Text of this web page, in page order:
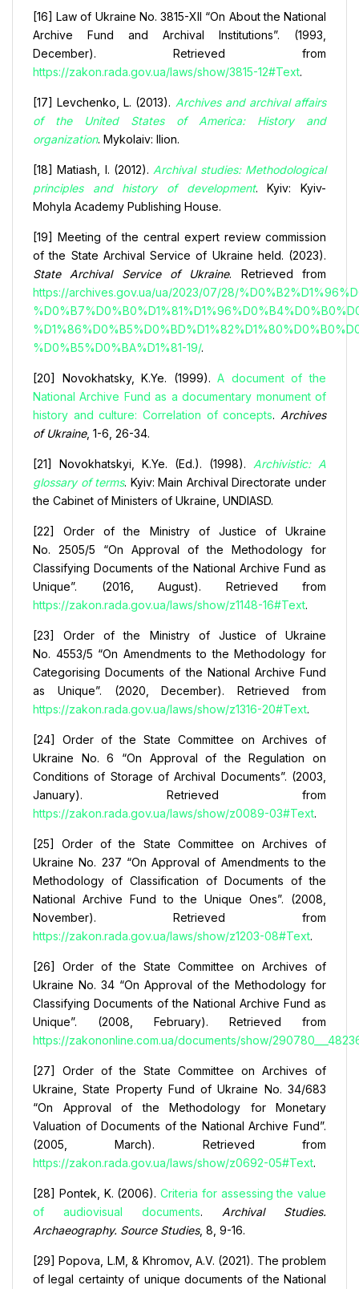
[16] Law of Ukraine No. 3815-XII “On About the National
Archive Fund and Archival Institutions”. (1993,
December). Retrieved from
https://zakon.rada.gov.ua/laws/show/3815-12#Text.
[17] Levchenko, L. (2013). Archives and archival affairs
of the United States of America: History and
organization. Mykolaiv: Ilion.
[18] Matiash, I. (2012). Archival studies: Methodological
principles and history of development. Kyiv: Kyiv-
Mohyla Academy Publishing House.
[19] Meeting of the central expert review commission
of the State Archival Service of Ukraine held. (2023).
State Archival Service of Ukraine. Retrieved from
https://archives.gov.ua/ua/2023/07/28/
%D0%B5%D0%BA%D1%81-19/.
[20] Novokhatsky, K.Ye. (1999).A document of the
National Archive Fund as a documentary monument of
history and culture: Correlation of concepts. Archives
of Ukraine, 1-6, 26-34.
[21] Novokhatskyi, K.Ye. (Ed.). (1998). Archivistic: A
glossary of terms. Kyiv: Main Archival Directorate under
the Cabinet of Ministers of Ukraine, UNDIASD.
[22] Order of the Ministry of Justice of Ukraine
No. 2505/5 “On Approval of the Methodology for
Classifying Documents of the National Archive Fund as
Unique”. (2016, August). Retrieved from
https://zakon.rada.gov.ua/laws/show/z1148-16#Text.
[23] Order of the Ministry of Justice of Ukraine
No. 4553/5 “On Amendments to the Methodology for
Categorising Documents of the National Archive Fund
as Unique”. (2020, December). Retrieved from
https://zakon.rada.gov.ua/laws/show/z1316-20#Text.
[24] Order of the State Committee on Archives of
Ukraine No. 6 “On Approval of the Regulation on
Conditions of Storage of Archival Documents”. (2003,
January). Retrieved from
https://zakon.rada.gov.ua/laws/show/z0089-03#Text.
[25] Order of the State Committee on Archives of
Ukraine No. 237 “On Approval of Amendments to the
Methodology of Classification of Documents of the
National Archive Fund to the Unique Ones”. (2008,
November). Retrieved from
https://zakon.rada.gov.ua/laws/show/z1203-08#Text.
[26] Order of the State Committee on Archives of
Ukraine No. 34 “On Approval of the Methodology for
Classifying Documents of the National Archive Fund as
Unique”. (2008, February). Retrieved from
https://zakononline.com.ua/documents/show/
[27] Order of the State Committee on Archives of
Ukraine, State Property Fund of Ukraine No. 34/683
“On Approval of the Methodology for Monetary
Valuation of Documents of the National Archive Fund”.
(2005, March). Retrieved from
https://zakon.rada.gov.ua/laws/show/z0692-05#Text.
[28] Pontek, K. (2006). Criteria for assessing the value
of audiovisual documents. Archival Studies.
Archaeography. Source Studies, 8, 9-16.
[29] Popova, L.М, & Khromov, A.V. (2021). The problem
of legal certainty of unique documents of the National